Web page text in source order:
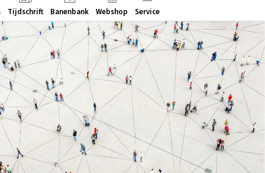
Tijdschrift Banenbank Webshop Service